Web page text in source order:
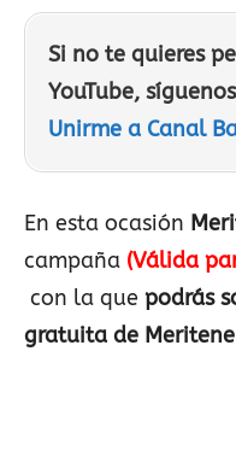
Si no te quieres
YouTube,
Unirme a Canal
En esta ocasión
campaña (Válida
con la que podrás
gratuita de